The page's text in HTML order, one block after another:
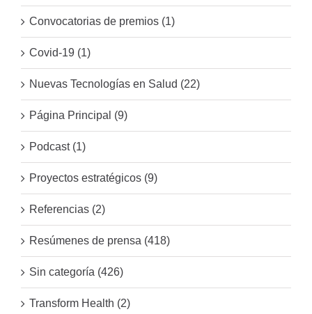
Convocatorias de premios (1)
Covid-19 (1)
Nuevas Tecnologías en Salud (22)
Página Principal (9)
Podcast (1)
Proyectos estratégicos (9)
Referencias (2)
Resúmenes de prensa (418)
Sin categoría (426)
Transform Health (2)